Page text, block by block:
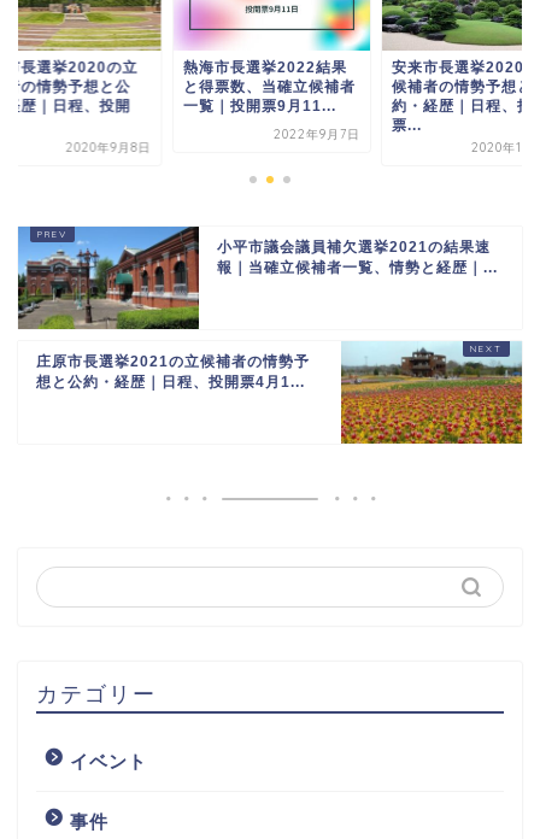
市長選挙2022結果
票数、当確立候補者
｜投開票9月11...
安来市長選挙2020の立
候補者の情勢予想と公
約・経歴｜日程、投開
摂津市長選挙2020
候補者の情勢予想と
約・経歴｜日程、投
票...
2020年9
小平市議会議員補欠選挙2021の結果速
報｜当確立候補者一覧、情勢と経歴｜...
庄原市長選挙2021の立候補者の情勢予
想と公約・経歴｜日程、投開票4月1...
カテゴリー
イベント
事件